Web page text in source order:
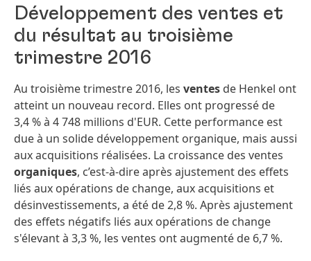
Développement des ventes et
du résultat au troisième
trimestre 2016
Au troisième trimestre 2016, les ventes de Henkel ont
atteint un nouveau record. Elles ont progressé de
3,4 % à 4 748 millions d'EUR. Cette performance est
due à un solide développement organique, mais aussi
aux acquisitions réalisées. La croissance des ventes
organiques, c’est-à-dire après ajustement des effets
liés aux opérations de change, aux acquisitions et
désinvestissements, a été de 2,8 %. Après ajustement
des effets négatifs liés aux opérations de change
s'élevant à 3,3 %, les ventes ont augmenté de 6,7 %.